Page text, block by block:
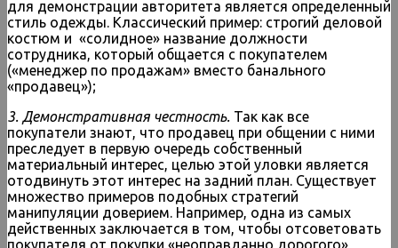
для демонстрации авторитета является определенный
стиль одежды. Классический пример: строгий деловой
костюм и «солидное» название должности
сотрудника, который общается с покупателем
(«менеджер по продажам» вместо банального
«продавец»);
3. Демонстративная честность. Так как все
покупатели знают, что продавец при общении с ними
преследует в первую очередь собственный
материальный интерес, целью этой уловки является
отодвинуть этот интерес на задний план. Существует
множество примеров подобных стратегий
манипуляции доверием. Например, одна из самых
действенных заключается в том, чтобы отсоветовать
покупателя от покупки «неоправданно дорогого»